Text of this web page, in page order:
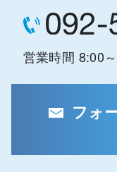
営業時間 8:00
フォ